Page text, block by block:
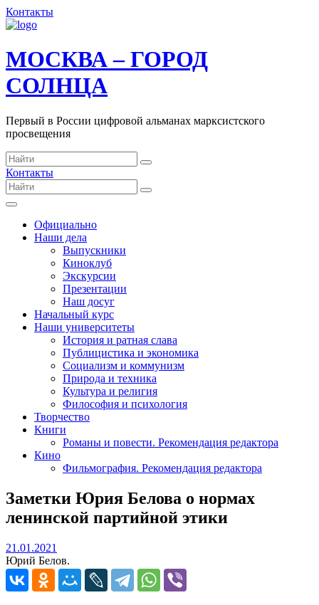
Контакты
МОСКВА – ГОРОД
СОЛНЦА
Первый в России цифровой альманах марксистского
просвещения
Контакты
Официально
Наши дела
Выпускники
Киноклуб
Экскурсии
Презентации
Наш досуг
Начальный курс
Наши университеты
История и ратная слава
Публицистика и экономика
Социализм и коммунизм
Природа и техника
Культура и религия
Философия и психология
Творчество
Книги
Романы и повести. Рекомендация редактора
Кино
Фильмография. Рекомендация редактора
Заметки Юрия Белова о нормах
ленинской партийной этики
21.01.2021
Юрий Белов.